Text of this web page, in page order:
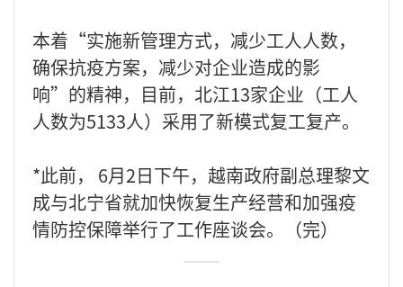
本着“实施新管理方式，减少工人人数，
确保抗疫方案，减少对企业造成的影
响”的精神，目前，北江13家企业（工人
人数为5133人）采用了新模式复工复产。
*此前， 6月2日下午，越南政府副总理黎文
成与北宁省就加快恢复生产经营和加强疫
情防控保障举行了工作座谈会。（完）